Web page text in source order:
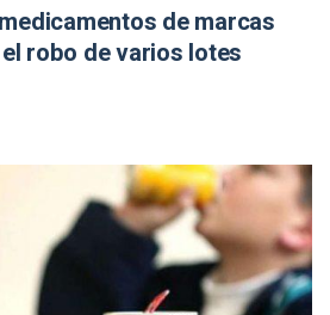
de marcas
robo de varios lotes